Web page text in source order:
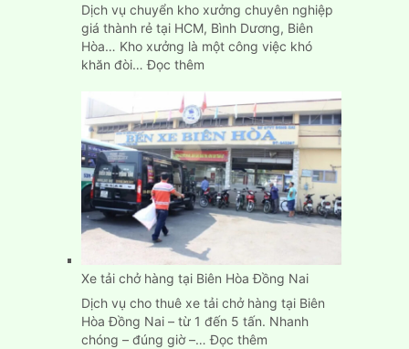
Dịch vụ chuyển kho xưởng chuyên nghiệp
giá thành rẻ tại HCM, Bình Dương, Biên
Hòa… Kho xưởng là một công việc khó
khăn đòi…Đọc thêm:
Vụ
Chuyển
Kho
Xưởng
Trọn
Gói
Giá
Rẻ
TpHCM
Xe tải chở hàng tại Biên Hòa Đồng Nai
Dịch vụ cho thuê xe tải chở hàng tại Biên
Hòa Đồng Nai – từ 1 đến 5 tấn. Nhanh
chóng – đúng giờ –…Đọc thêm: